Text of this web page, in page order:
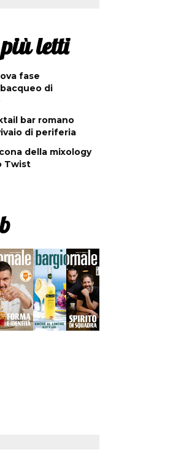
letti
fase
di
bar romano
di periferia
della mixology
Twist